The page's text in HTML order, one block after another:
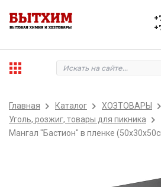
Главная Каталог
ХОЗТОВАРЫ
Уголь, розжиг, товары для пикника
Мангал "Бастион" в пленке